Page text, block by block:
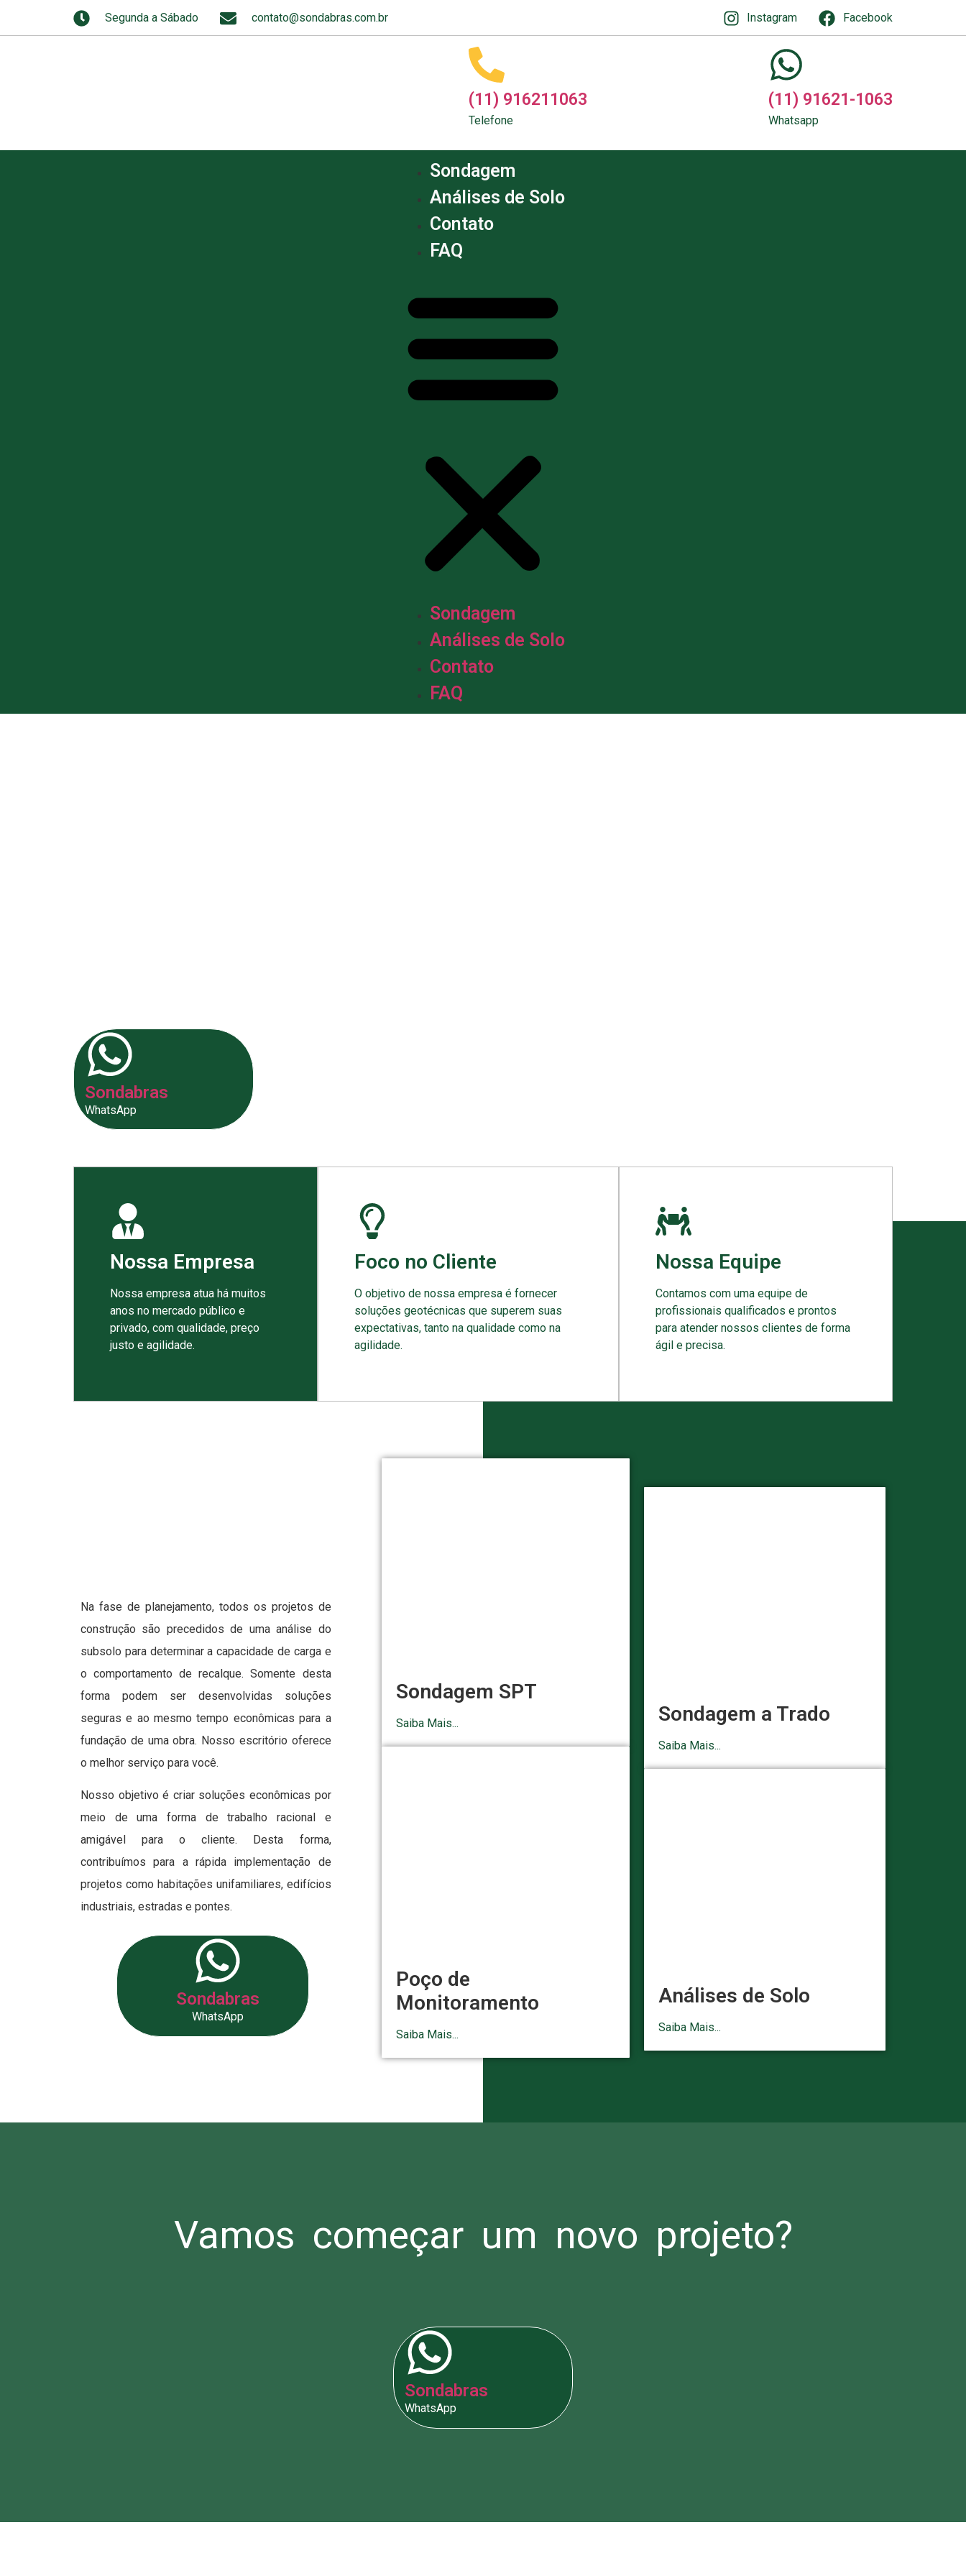
Segunda a Sábado contato@sondabras.com.br Instagram Facebook
(11) 916211063
Telefone
(11) 91621-1063
Whatsapp
Sondagem
Análises de Solo
Contato
FAQ
Sondagem
Análises de Solo
Contato
FAQ
Sondabras
WhatsApp
Nossa Empresa
Nossa empresa atua há muitos
anos no mercado público e
privado, com qualidade, preço
justo e agilidade.
Foco no Cliente
O objetivo de nossa empresa é fornecer
soluções geotécnicas que superem suas
expectativas, tanto na qualidade como na
agilidade.
Nossa Equipe
Contamos com uma equipe de
profissionais qualificados e prontos
para atender nossos clientes de forma
ágil e precisa.
Na fase de planejamento, todos os projetos de
construção são precedidos de uma análise do
subsolo para determinar a capacidade de carga e
o comportamento de recalque. Somente desta
forma podem ser desenvolvidas soluções
seguras e ao mesmo tempo econômicas para a
fundação de uma obra. Nosso escritório oferece
o melhor serviço para você.
Nosso objetivo é criar soluções econômicas por
meio de uma forma de trabalho racional e
amigável para o cliente. Desta forma,
contribuímos para a rápida implementação de
projetos como habitações unifamiliares, edifícios
industriais, estradas e pontes.
Sondabras
WhatsApp
Sondagem SPT
Saiba Mais...
Poço de
Monitoramento
Saiba Mais...
Sondagem a Trado
Saiba Mais...
Análises de Solo
Saiba Mais...
Vamos começar um novo projeto?
Sondabras
WhatsApp